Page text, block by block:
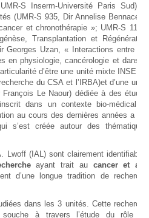
S Inserm-Université Paris Sud). Il
(UMR-S 935, Dir Annelise Bennaceur-
et chronothérapie »; UMR-S 1193,
Transplantation et Régénération
Georges Uzan, « Interactions entre les
en physiologie, cancérologie et dans la
d’être une unité mixte INSERM
du CSA et l’IRBA)et d’une unité
Le Naour) dédiée à des études
dans un contexte bio-médical et
au cours des dernières années a été
s’est créée autour des thématiques
Lwoff (IAL) sont clairement identifiables
ayant trait au cancer et aux
d’une longue tradition de recherche
dans les 3 unités. Cette recherche
à travers l’étude du rôle du